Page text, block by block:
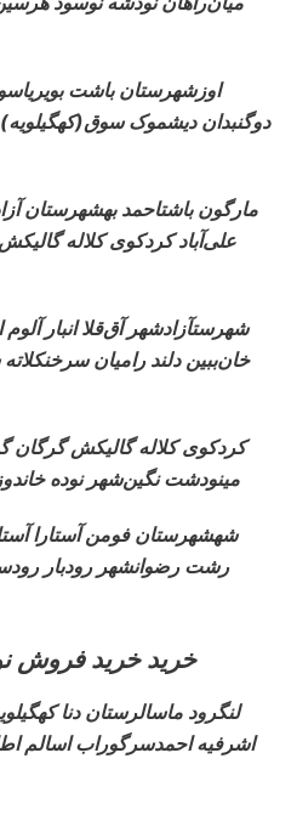
اوزشهرستانباشت
دوگنبدان دیشموک
مارگون باشتاحمد بهشهرستان
علی‌آباد کردکوی کلاله
شهرستآزادشهر آق‌قلا انبارآلوم
خان‌ببین دلند رامیان
کردکوی کلاله گالیکشگرگان
مینودشت نگین‌شهر نوده
شهشهرستان فومن آستارا
رشت رضوانشهر رودبار
خرید خرید فروش
لنگرود ماسالرستان دنا
اشرفیه احمدسرگوراب اسالم